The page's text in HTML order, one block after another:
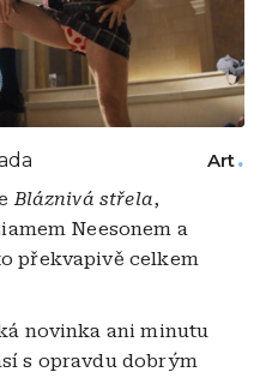
Art
Bláznivá střela,
Neesonem a
překvapivě celkem
novinka ani minutu
s opravdu dobrým